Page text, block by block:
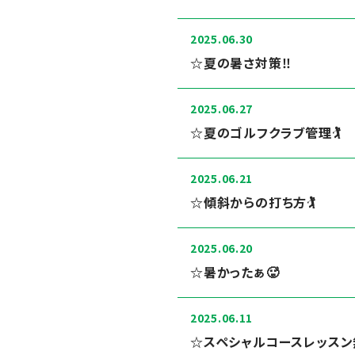
2025.06.30
☆夏の暑さ対策‼️
2025.06.27
☆夏のゴルフクラブ管理🏌️
2025.06.21
☆傾斜からの打ち方🏌️
2025.06.20
☆暑かったぁ🥵
2025.06.11
☆スペシャルコースレッス